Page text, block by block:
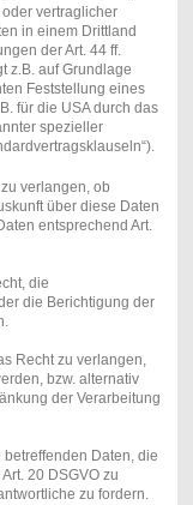
vertraglicher
in einem Drittland
der Art. 44 ff.
z.B. auf Grundlage
Feststellung eines
für die USA durch das
spezieller
verlangen, ob
über diese Daten
entsprechend Art.
die
die Berichtigung der
Recht zu verlangen,
bzw. alternativ
der Verarbeitung
Daten, die
20 DSGVO zu
zu fordern.